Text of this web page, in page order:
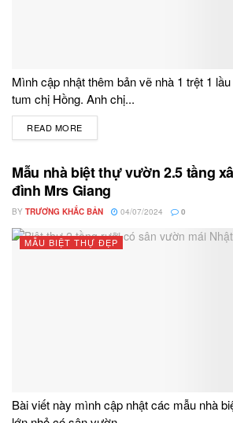
Mình cập nhật thêm bản vẽ nhà 1 trệt 1
tum chị Hồng. Anh chị...
READ MORE
Mẫu nhà biệt thự vườn 2.5 tầng
đình Mrs Giang
BY TRƯƠNG KHẮC BẢN 04/07/2024 0
MẪU BIỆT THỰ ĐẸP
Bài viết này mình cập nhật các mẫu nhà